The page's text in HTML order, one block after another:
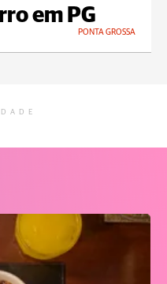
em PG
PONTA GROSSA